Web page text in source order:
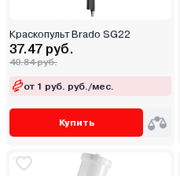
Краскопульт Brado SG22
37.47 руб.
40.84 руб.
от 1 руб. руб./мес.
Купить